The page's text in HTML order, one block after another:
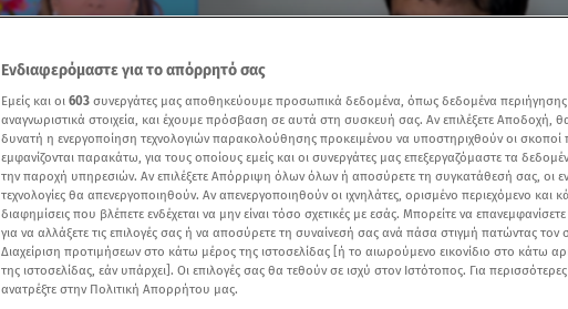
Δείτε περισσότερα άρθρα μας στα αποτελέσματα αναζήτησης
Ενδιαφερόμαστε για το απόρρητό σας
Εμείς και οι 603 συνεργάτες μας αποθηκεύουμε προσωπικά δεδομένα, όπως δεδομένα
αναγνωριστικά στοιχεία, και έχουμε πρόσβαση σε αυτά στη συσκευή σας. Αν επιλέξετε Αποδοχή,
δυνατή η ενεργοποίηση τεχνολογιών παρακολούθησης προκειμένου να υποστηριχθούν οι σκοποί
εμφανίζονται παρακάτω, για τους οποίους εμείς και οι συνεργάτες μας επεξεργαζόμαστε τα
την παροχή υπηρεσιών. Αν επιλέξετε Απόρριψη όλων όλων ή αποσύρετε τη συγκατάθεσή σας, οι
τεχνολογίες θα απενεργοποιηθούν. Αν απενεργοποιηθούν οι ιχνηλάτες, ορισμένο περιεχόμενο και
διαφημίσεις που βλέπετε ενδέχεται να μην είναι τόσο σχετικές με εσάς. Μπορείτε να
για να αλλάξετε τις επιλογές σας ή να αποσύρετε τη συναίνεσή σας ανά πάσα στιγμή πατώντας τον
Διαχείριση προτιμήσεων στο κάτω μέρος της ιστοσελίδας [ή το αιωρούμενο εικονίδιο στο κάτω
της ιστοσελίδας, εάν υπάρχει]. Οι επιλογές σας θα τεθούν σε ισχύ στον Ιστότοπος. Για
ανατρέξτε στην Πολιτική Απορρήτου μας.